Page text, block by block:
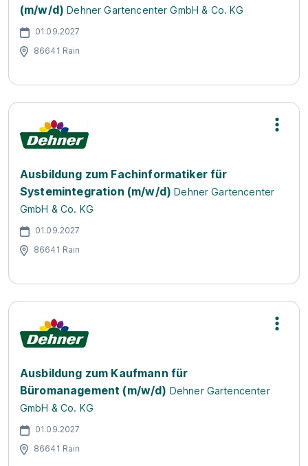
(m/w/d) Dehner Gartencenter GmbH & Co. KG
01.09.2027
86641 Rain
Ausbildung zum Fachinformatiker für
Systemintegration (m/w/d) Dehner Gartencenter
GmbH & Co. KG
01.09.2027
86641 Rain
Ausbildung zum Kaufmann für
Büromanagement (m/w/d) Dehner Gartencenter
GmbH & Co. KG
01.09.2027
86641 Rain